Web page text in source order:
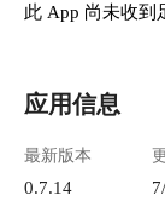
此 App 尚未收到
应用信息
最新版本
0.7.14